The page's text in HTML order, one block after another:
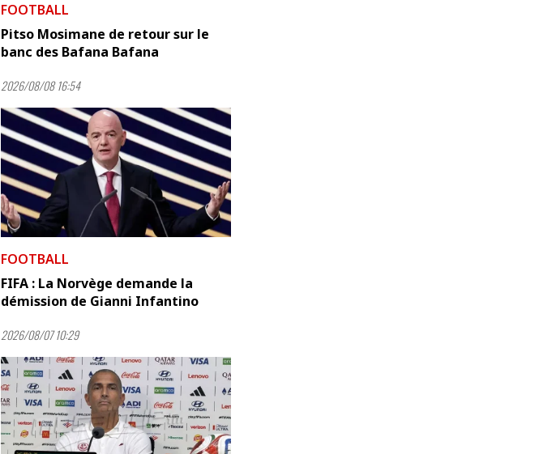
FOOTBALL
Pitso Mosimane de retour sur le
banc des Bafana Bafana
2026/08/08 16:54
FOOTBALL
FIFA : La Norvège demande la
démission de Gianni Infantino
2026/08/07 10:29